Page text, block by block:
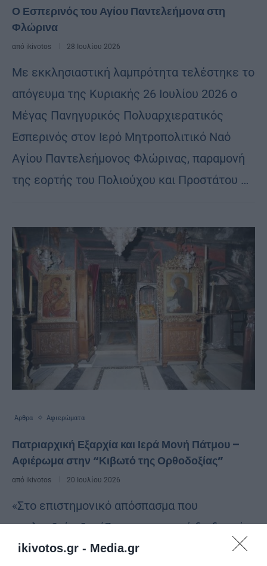
ikivotos.gr - Media.gr
Ο Εσπερινός του Αγίου Παντελεήμονα στη
Φλώρινα
από ikivotos 28 Ιουλίου 2026
Με εκκλησιαστική λαμπρότητα τελέστηκε το
απόγευμα της Κυριακής 26 Ιουλίου 2026 ο
Μέγας Πανηγυρικός Πολυαρχιερατικός
Εσπερινός στον Ιερό Μητροπολιτικό Ναό
Αγίου Παντελεήμονος Φλώρινας, παραμονή
της εορτής του Πολιούχου και Προστάτου …
Άρθρα Αφιερώματα
Πατριαρχική Εξαρχία και Ιερά Μονή Πάτμου –
Αφιέρωμα στην “Κιβωτό της Ορθοδοξίας”
από ikivotos 20 Ιουλίου 2026
«Στο επιστημονικό απόσπασμα που
ακολουθεί, εξετάζεται η ιστορική διαδρομή,
η σύμπτωση και η σταδιακή διοικητική και